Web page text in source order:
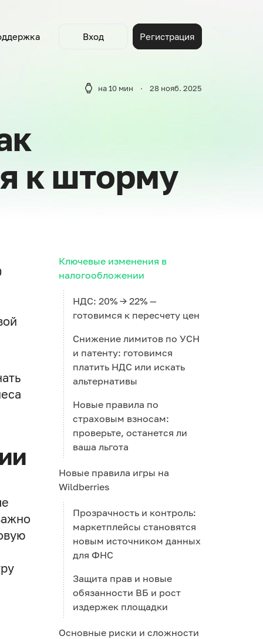
наши видеоролики
лайфхаки и делимся
Вход Регистрация
на 10 мин · 28 нояб. 2025
Ключевые изменения в
налогообложении
НДС: 20% → 22% —
готовимся к пересчету цен
Снижение лимитов по УСН
и патенту: готовимся
платить НДС или искать
альтернативы
Новые правила по
страховым взносам:
проверьте, останется ли
ваша льгота
Новые правила игры на
Wildberries
Прозрачность и контроль:
маркетплейсы становятся
новым источником данных
для ФНС
Защита прав и новые
обязанности ВБ и рост
издержек площадки
Основные риски и сложности
к шторму